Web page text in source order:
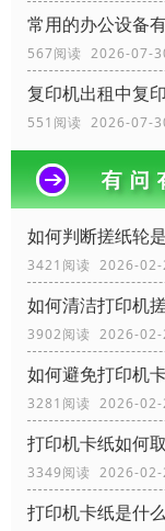
常用的办公设备
567阅读 2026-07-
复印机出租中复
551阅读 2026-07-
如何判断搓纸轮
3421阅读 2026-
如何清洁打印机
3902阅读 2026-
如何避免打印机
3281阅读 2026-
打印机卡纸如何
3349阅读 2026-
打印机卡纸是什